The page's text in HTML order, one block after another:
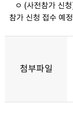
ㅇ (사전참가 신
참가 신청 접수 예정
첨부파일